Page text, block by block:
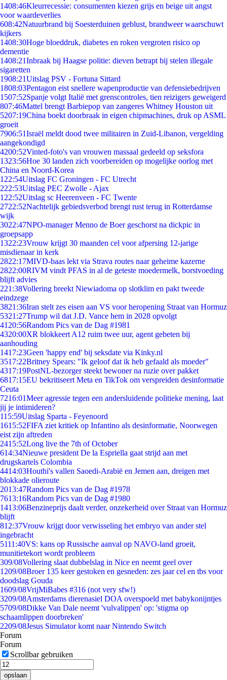
1408:46Kleurrecessie: consumenten kiezen grijs en beige uit angst
voor waardeverlies
608:42Natuurbrand bij Soesterduinen geblust, brandweer waarschuwt
kijkers
1408:30Hoge bloeddruk, diabetes en roken vergroten risico op
dementie
1408:21Inbraak bij Haagse politie: dieven betrapt bij stelen illegale
sigaretten
1908:21Uitslag PSV - Fortuna Sittard
1808:03Pentagon eist snellere wapenproductie van defensiebedrijven
1507:52Spanje volgt Italië met grenscontroles, tien reizigers geweigerd
807:46Mattel brengt Barbiepop van zangeres Whitney Houston uit
5207:19China boekt doorbraak in eigen chipmachines, druk op ASML
groeit
7906:51Israël meldt dood twee militairen in Zuid-Libanon, vergelding
aangekondigd
4200:52Vinted-foto's van vrouwen massaal gedeeld op seksfora
1323:56Hoe 30 landen zich voorbereiden op mogelijke oorlog met
China en Noord-Korea
1 22:54Uitslag FC Groningen - FC Utrecht
222:53Uitslag PEC Zwolle - Ajax
1 22:52Uitslag sc Heerenveen - FC Twente
2722:52Nachtelijk gebiedsverbod brengt rust terug in Rotterdamse
wijk
3022:47NPO-manager Menno de Boer geschorst na dickpic in
groepsapp
1322:23Vrouw krijgt 30 maanden cel voor afpersing 12-jarige
misdienaar in kerk
2822:17MIVD-baas lekt via Strava routes naar geheime kazerne
2822:00RIVM vindt PFAS in al de geteste moedermelk, borstvoeding
blijft advies
221:38Vollering breekt Niewiadoma op slotklim en pakt tweede
eindzege
3821:36Iran stelt zes eisen aan VS voor heropening Straat van Hormuz
5321:27Trump wil dat J.D. Vance hem in 2028 opvolgt
41 20:56Random Pics van de Dag #1981
4320:00XR blokkeert A12 ruim twee uur, agent gebeten bij
aanhouding
1417:23Geen 'happy end' bij seksdate via Kinky.nl
3517:22Britney Spears: "Ik geloof dat ik heb gefaald als moeder"
4317:19PostNL-bezorger steekt bewoner na ruzie over pakket
6817:15EU bekritiseert Meta en TikTok om verspreiden desinformatie
Ceuta
7216:01Meer agressie tegen een andersluidende politieke mening, laat
jij je intimideren?
115:59Uitslag Sparta - Feyenoord
1615:52FIFA ziet kritiek op Infantino als desinformatie, Noorwegen
eist zijn aftreden
2415:52Long live the 7th of October
614:34Nieuwe president De la Espriella gaat strijd aan met
drugskartels Colombia
4414:03Houthi's vallen Saoedi-Arabië en Jemen aan, dreigen met
blokkade olieroute
2013:47Random Pics van de Dag #1978
7613:16Random Pics van de Dag #1980
1413:06Benzineprijs daalt verder, onzekerheid over Straat van Hormuz
blijft
812:37Vrouw krijgt door verwisseling het embryo van ander stel
ingebracht
5111:40VS: kans op Russische aanval op NAVO-land groeit,
munitietekort wordt probleem
309/08Vollering slaat dubbelslag in Nice en neemt geel over
1209/08Broer 135 keer gestoken en gesneden: zes jaar cel en tbs voor
doodslag Gouda
1609/08VrijMiBabes #316 (not very sfw!)
3209/08Amsterdams dierenasiel DOA overspoeld met babykonijntjes
5709/08Dikke Van Dale neemt 'vulvalippen' op: 'stigma op
schaamlippen doorbreken'
2209/08Jesus Simulator komt naar Nintendo Switch
Forum
Forum
Scrollbar gebruiken
opslaan